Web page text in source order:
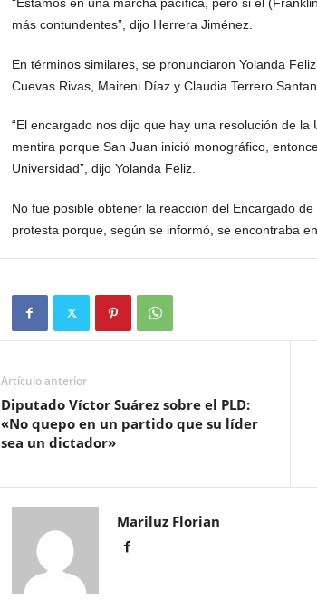
más contundentes”, dijo Herrera Jiménez.
En términos similares, se pronunciaron Yolanda
Cuevas Rivas, Maireni Díaz y Claudia Terrero
“El encargado nos dijo que hay una resolución de
mentira porque San Juan inició monográfico,
Universidad”, dijo Yolanda Feliz.
No fue posible obtener la reacción del Encargado
protesta porque, según se informó, se encontraba
Artículo anterior
Diputado Víctor Suárez sobre el PLD:
«No quepo en un partido que su líder
sea un dictador»
Mariluz Florian